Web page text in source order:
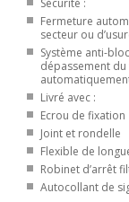
Sécurité :
Fermeture
secteur ou
Système anti-
dépassement
Livré avec :
Ecrou de fixation
Joint et rondelle
Flexible de
Robinet d’arrêt
Autocollant de